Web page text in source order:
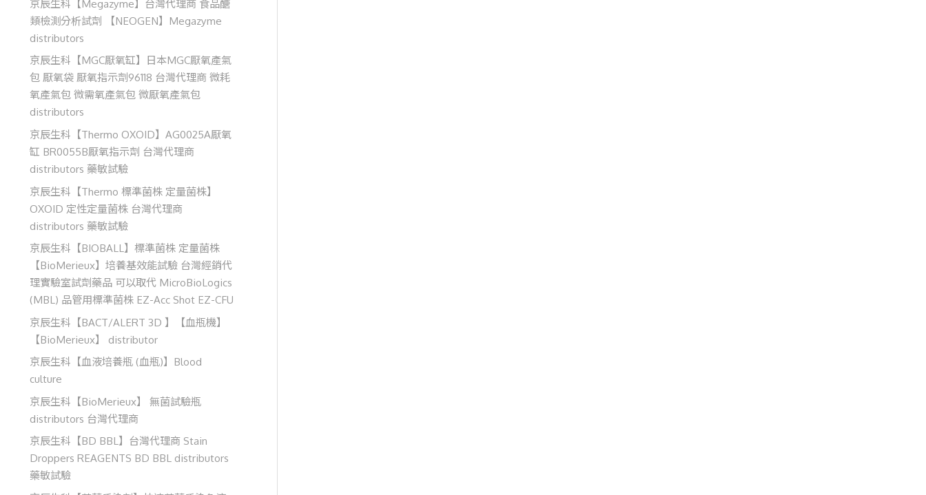
京辰生科【Megazyme】台灣代理商 食品醣
類檢測分析試劑 【NEOGEN】Megazyme
distributors
京辰生科【MGC厭氧缸】日本MGC厭氧產氣
包 厭氧袋 厭氧指示劑96118 台灣代理商 微耗
氧產氣包 微需氧產氣包 微厭氧產氣包
distributors
京辰生科【Thermo OXOID】AG0025A厭氧
缸 BR0055B厭氧指示劑 台灣代理商
distributors 藥敏試驗
京辰生科【Thermo 標準菌株 定量菌株】
OXOID 定性定量菌株 台灣代理商
distributors 藥敏試驗
京辰生科【BIOBALL】標準菌株 定量菌株
【BioMerieux】培養基效能試驗 台灣經銷代
理實驗室試劑藥品 可以取代 MicroBioLogics
(MBL) 品管用標準菌株 EZ-Acc Shot EZ-CFU
京辰生科【BACT/ALERT 3D 】【血瓶機】
【BioMerieux】 distributor
京辰生科【血液培養瓶 (血瓶)】Blood
culture
京辰生科【BioMerieux】 無菌試驗瓶
distributors 台灣代理商
京辰生科【BD BBL】台灣代理商 Stain
Droppers REAGENTS BD BBL distributors
藥敏試驗